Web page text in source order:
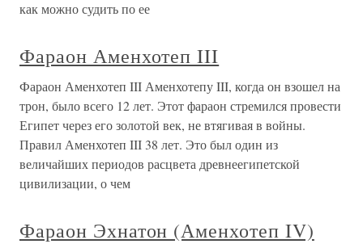
как можно судить по ее
Фараон Аменхотеп III
Фараон Аменхотеп III Аменхотепу III, когда он взошел на
трон, было всего 12 лет. Этот фараон стремился провести
Египет через его золотой век, не втягивая в войны.
Правил Аменхотеп III 38 лет. Это был один из
величайших периодов расцвета древнеегипетской
цивилизации, о чем
Фараон Эхнатон (Аменхотеп IV)